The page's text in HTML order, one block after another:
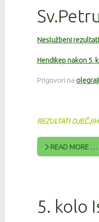
Neslužbeni
Hendikep nakon 5.
Prigovori na
REZULTATI
READ MORE …
5. kolo